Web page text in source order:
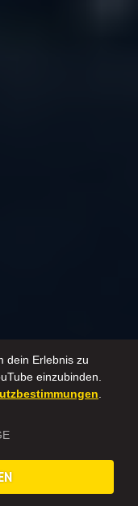
dein Erlebnis zu
einzubinden.
.